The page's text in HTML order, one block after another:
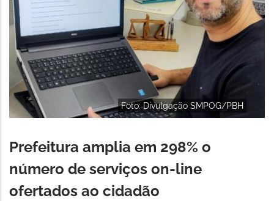
Foto: Divulgação SMPOG/PBH
Prefeitura amplia em 298% o
número de serviços on-line
ofertados ao cidadão